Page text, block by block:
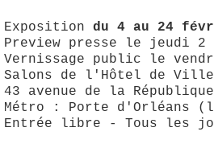
Exposition du
4 au 24
Preview presse le jeudi
Vernissage public le
Salons de l'Hôtel de Ville
43 avenue de la
Métro : Porte d'Orléans
Entrée libre - Tous les